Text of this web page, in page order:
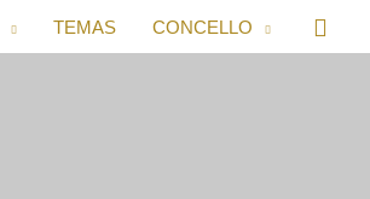
TEMAS CONCELLO